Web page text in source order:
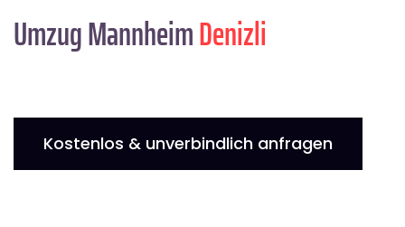
Umzug MannheimDenizli
Kostenlos & unverbindlich anfragen